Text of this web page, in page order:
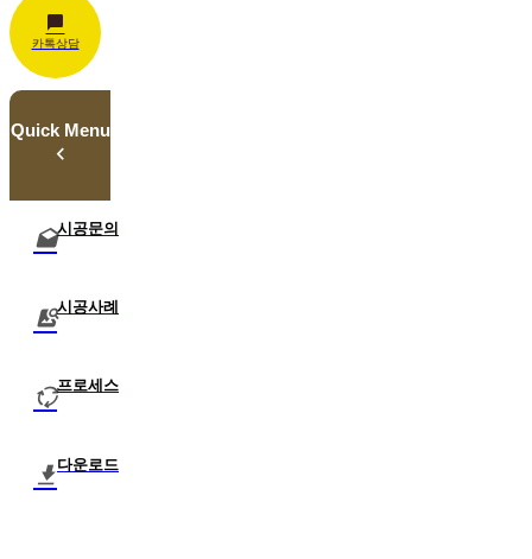
카톡상담
Quick Menu
시공문의
시공사례
프로세스
다운로드